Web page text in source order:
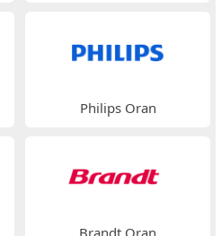
Philips Oran